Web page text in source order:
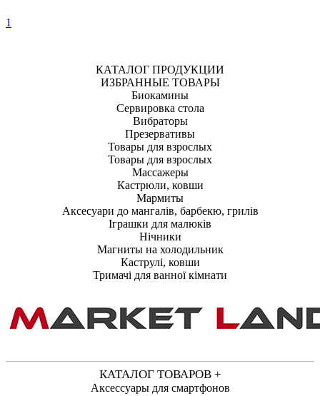
1
КАТАЛОГ ПРОДУКЦИИ
ИЗБРАННЫЕ ТОВАРЫ
Биокамины
Сервировка стола
Вибраторы
Презервативы
Товары для взрослых
Товары для взрослых
Массажеры
Кастрюли, ковши
Мармиты
Аксесуари до мангалів, барбекю, грилів
Іграшки для малюків
Нічники
Магниты на холодильник
Каструлі, ковши
Тримачі для ванної кімнати
КАТАЛОГ ТОВАРОВ +
Аксессуары для смартфонов